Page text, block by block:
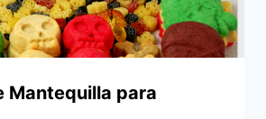
Mantequilla para